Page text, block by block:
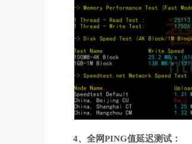
4、全网PING值延迟测试：